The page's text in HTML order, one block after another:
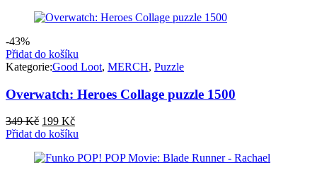
399 Kč.299 Kč.
-43%
Přidat do košíku
Kategorie:Good Loot, MERCH, Puzzle
Overwatch: Heroes Collage puzzle 1500
349Kč Původní
cena
349 Kč.
199 KčAktuální
cena
199 Kč.
Přidat do košíku